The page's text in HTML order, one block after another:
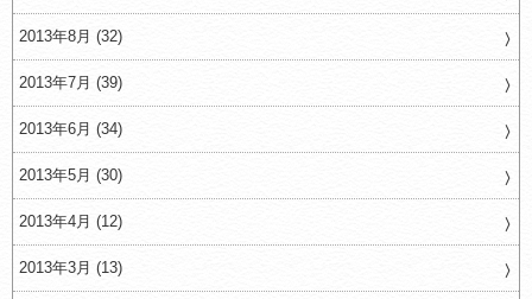
2013年8月 (32)
2013年7月 (39)
2013年6月 (34)
2013年5月 (30)
2013年4月 (12)
2013年3月 (13)